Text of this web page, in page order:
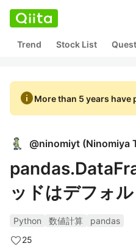
Trend Stock List
infoMore than 5 years have
@ninomiyt (Ninomiya
ッドはデフォ
Python 数値計算
pandas
25